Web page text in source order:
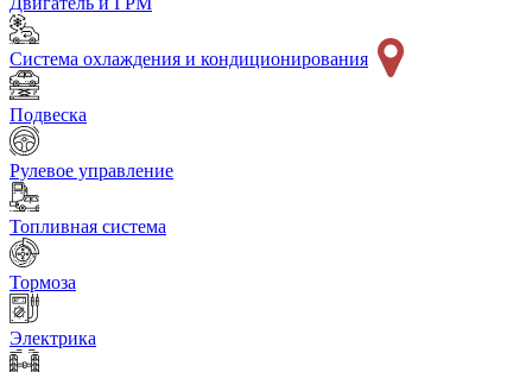
Система охлаждения и кондиционирования
Подвеска
Рулевое управление
Топливная система
Тормоза
Электрика